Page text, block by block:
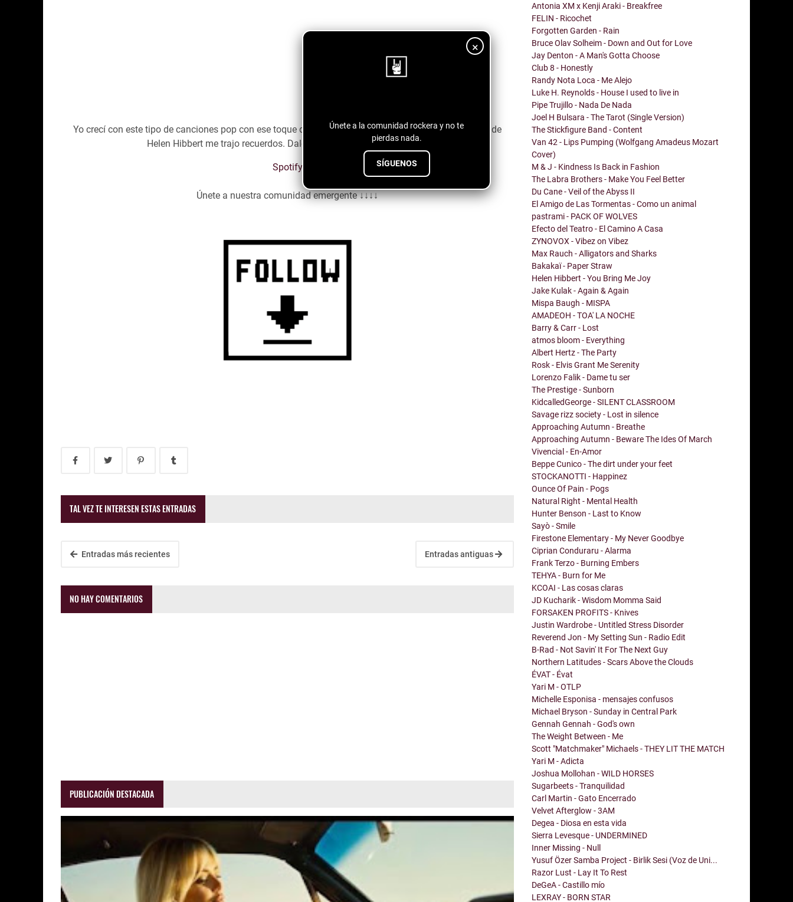
×
Únete a la comunidad rockera y no te
pierdas nada.
SÍGUENOS
Yo crecí con este tipo de canciones pop con ese toque de R&B, asi que escuchar la propuesta sonora de
Helen Hibbert me trajo recuerdos. Dale play y disfruta de su música.
Spotify
Únete a nuestra comunidad emergente ↓↓↓↓
TAL VEZ TE INTERESEN ESTAS ENTRADAS
Entradas más recientes Entradas antiguas
NO HAY COMENTARIOS
PUBLICACIÓN DESTACADA
Antonia XM x Kenji Araki - Breakfree
FELIN - Ricochet
Forgotten Garden - Rain
Bruce Olav Solheim - Down and Out for Love
Jay Denton - A Man's Gotta Choose
Club 8 - Honestly
Randy Nota Loca - Me Alejo
Luke H. Reynolds - House I used to live in
Pipe Trujillo - Nada De Nada
Joel H Bulsara - The Tarot (Single Version)
The Stickfigure Band - Content
Van 42 - Lips Pumping (Wolfgang Amadeus Mozart
Cover)
M & J - Kindness Is Back in Fashion
The Labra Brothers - Make You Feel Better
Du Cane - Veil of the Abyss II
El Amigo de Las Tormentas - Como un animal
pastrami - PACK OF WOLVES
Efecto del Teatro - El Camino A Casa
ZYNOVOX - Vibez on Vibez
Max Rauch - Alligators and Sharks
Bakakaï - Paper Straw
Helen Hibbert - You Bring Me Joy
Jake Kulak - Again & Again
Mispa Baugh - MISPA
AMADEOH - TOA' LA NOCHE
Barry & Carr - Lost
atmos bloom - Everything
Albert Hertz - The Party
Rosk - Elvis Grant Me Serenity
Lorenzo Falik - Dame tu ser
The Prestige - Sunborn
KidcalledGeorge - SILENT CLASSROOM
Savage rizz society - Lost in silence
Approaching Autumn - Breathe
Approaching Autumn - Beware The Ides Of March
Vivencial - En-Amor
Beppe Cunico - The dirt under your feet
STOCKANOTTI - Happinez
Ounce Of Pain - Pogs
Natural Right - Mental Health
Hunter Benson - Last to Know
Sayò - Smile
Firestone Elementary - My Never Goodbye
Ciprian Conduraru - Alarma
Frank Terzo - Burning Embers
TEHYA - Burn for Me
KCOAI - Las cosas claras
JD Kucharik - Wisdom Momma Said
FORSAKEN PROFITS - Knives
Justin Wardrobe - Untitled Stress Disorder
Reverend Jon - My Setting Sun - Radio Edit
B-Rad - Not Savin' It For The Next Guy
Northern Latitudes - Scars Above the Clouds
ÉVAT - Évat
Yari M - OTLP
Michelle Esponisa - mensajes confusos
Michael Bryson - Sunday in Central Park
Gennah Gennah - God's own
The Weight Between - Me
Scott "Matchmaker" Michaels - THEY LIT THE MATCH
Yari M - Adicta
Joshua Mollohan - WILD HORSES
Sugarbeets - Tranquilidad
Carl Martin - Gato Encerrado
Velvet Afterglow - 3AM
Degea - Diosa en esta vida
Sierra Levesque - UNDERMINED
Inner Missing - Null
Yusuf Özer Samba Project - Birlik Sesi (Voz de Uni...
Razor Lust - Lay It To Rest
DeGeA - Castillo mío
LEXRAY - BORN STAR